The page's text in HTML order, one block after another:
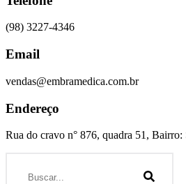
(98) 3227-4346
Email
vendas@embramedica.com.br
Endereço
Rua do cravo n° 876, quadra 51, Bairro: